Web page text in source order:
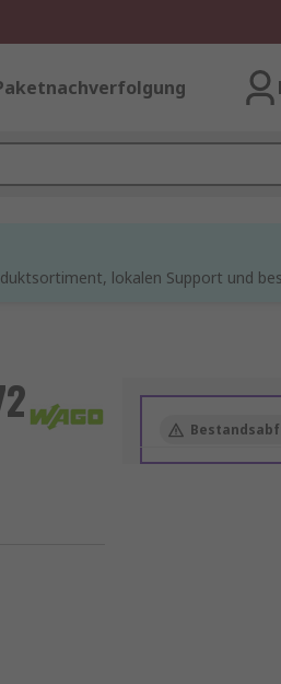
lokalen Support und